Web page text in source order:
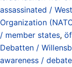
assassinated /
Organization
/ member states,
Debatten /
awareness /